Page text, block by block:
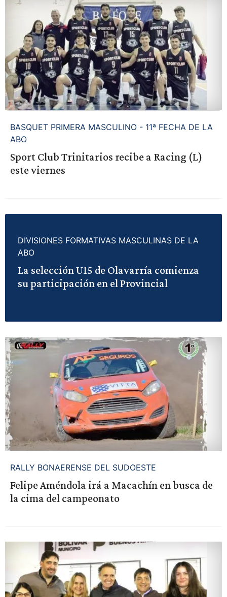
BASQUET PRIMERA MASCULINO - 11ª FECHA DE LA
ABO
Sport Club Trinitarios recibe a Racing (L)
este viernes
DIVISIONES FORMATIVAS MASCULINAS DE LA
ABO
La selección U15 de Olavarría comienza
su participación en el Provincial
RALLY BONAERENSE DEL SUDOESTE
Felipe Améndola irá a Macachín en busca de
la cima del campeonato